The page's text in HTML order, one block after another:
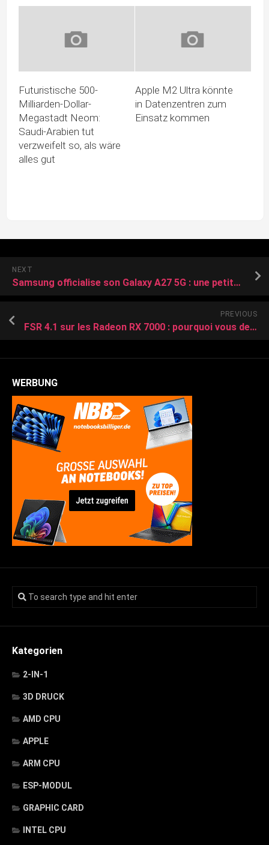
Futuristische 500-
Milliarden-Dollar-
Megastadt Neom:
Saudi-Arabien tut
verzweifelt so, als wäre
alles gut
Apple M2 Ultra könnte
in Datenzentren zum
Einsatz kommen
NEXT
Samsung officialise son Galaxy A27 5G : une petite évolution au prix gonflé
PREVIOUS
FSR 4.1 sur les Radeon RX 7000 : pourquoi vous devez l’activer, malgré la perte de performances
WERBUNG
Kategorien
2-IN-1
3D DRUCK
AMD CPU
APPLE
ARM CPU
ESP-MODUL
GRAPHIC CARD
INTEL CPU